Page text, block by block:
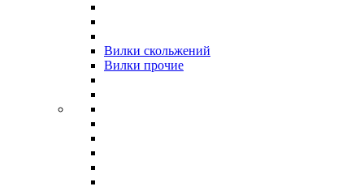
Вилки скольжений
Вилки прочие